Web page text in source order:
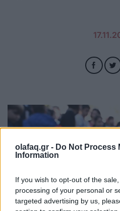
olafaq.gr - Do Not Process
Information
If you wish to opt-out of the
processing of your personal or
targeted advertising by us,